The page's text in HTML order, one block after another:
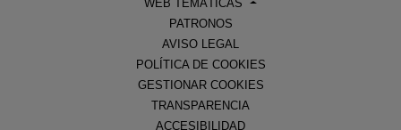
WEB TEMÁTICAS
PATRONOS
AVISO LEGAL
POLÍTICA DE COOKIES
GESTIONAR COOKIES
TRANSPARENCIA
ACCESIBILIDAD